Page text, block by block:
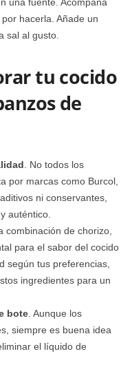
hacerla. Añade un
sal al gusto.
tu cocido
de
. No todos los
por marcas como Burcol,
ni conservantes,
auténtico.
combinación de chorizo,
para el sabor del cocido
según tus preferencias,
ingredientes para un
bote . Aunque los
siempre es buena idea
el líquido de